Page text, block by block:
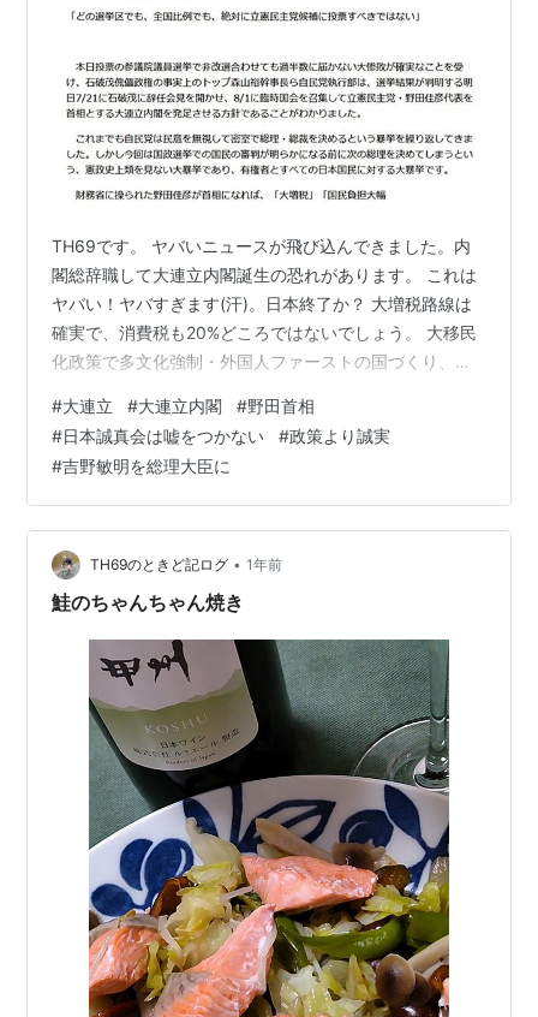
TH69です。 ヤバいニュースが飛び込んできました。内
閣総辞職して大連立内閣誕生の恐れがあります。 これは
ヤバい！ヤバすぎます(汗)。日本終了か？ 大増税路線は
確実で、消費税も20%どころではないでしょう。 大移民
化政策で多文化強制・外国人ファーストの国づくり、日
か。 もう無理か…… 残念です(涙)。 誠意と真実と敬い。
日本の病を治す！ では。 にほんブログ村
#大連立 #大連立内閣 #野田首相
#日本誠真会は嘘をつかない #政策より誠実
#吉野敏明を総理大臣に
TH69のときど記ログ • 1年前
鮭のちゃんちゃん焼き